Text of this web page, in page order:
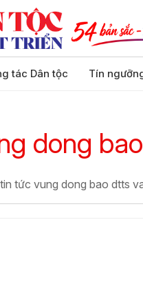
tác Dân tộc Tín
dong
tức vung dong bao dtts